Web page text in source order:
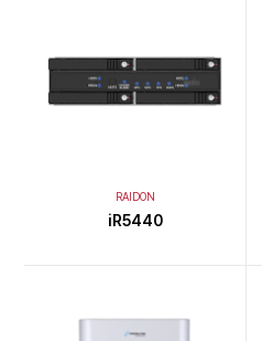
RAIDON
iR5440